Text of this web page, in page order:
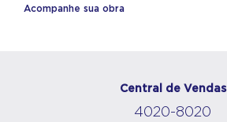
Acompanhe sua obra
Central de Vendas
4020-8020